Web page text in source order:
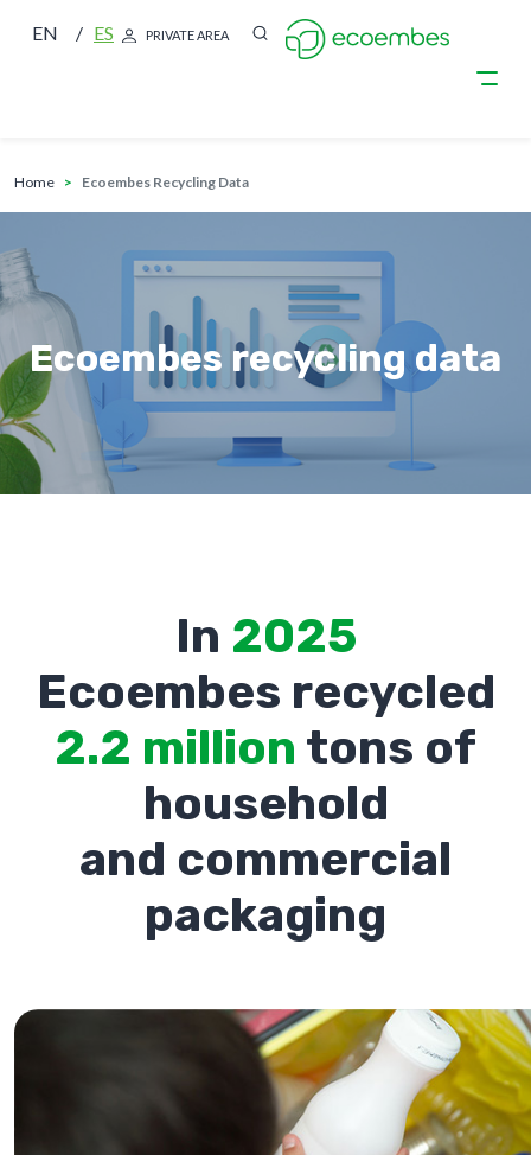
Skip to main content
EN ES PRIVATE AREA
breadcrumb
home Ecoembes Recycling Data
Ecoembes recycling data
In 2025
Ecoembes recycled
2.2 million tons of
household
and commercial
packaging